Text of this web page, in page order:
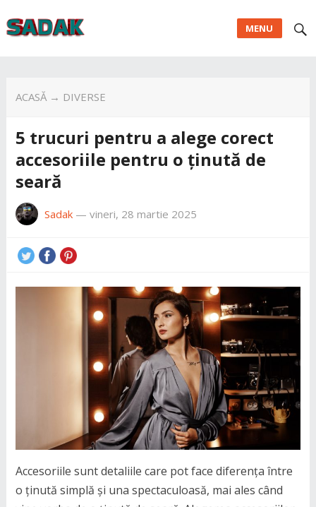
MENU
ACASĂ→ DIVERSE
5 trucuri pentru a alege corect
accesoriile pentru o ținută de
seară
Sadak— vineri, 28 martie 2025
Accesoriile sunt detaliile care pot face diferența între
o ținută simplă și una spectaculoasă, mai ales când